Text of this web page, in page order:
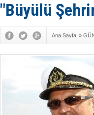
"Büyülü
Ana Sayfa »